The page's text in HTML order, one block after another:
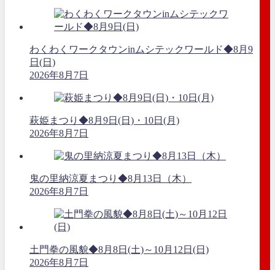
わくわくワークタウンinムシテックワールド◆8月9
日(日)
2026年8月7日
萩姫まつり◆8月9日(日)・10日(月)
2026年8月7日
鬼の里納涼夏まつり◆8月13日（木）
2026年8月7日
土門拳の風貌◆8月8日(土)～10月12日(日)
2026年8月7日